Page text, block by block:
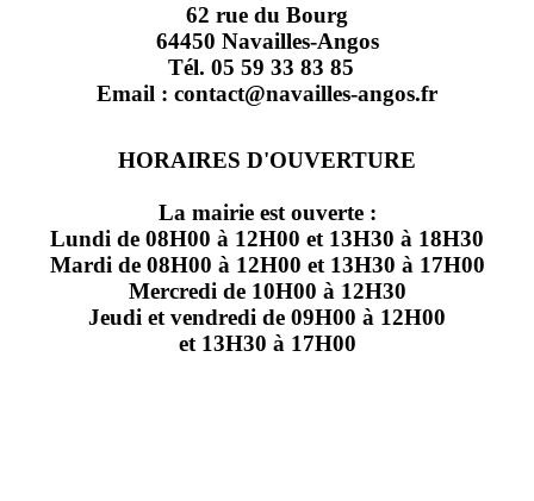
62 rue du Bourg
64450 Navailles-Angos
Tél. 05 59 33 83 85
Email : contact@navailles-angos.fr
HORAIRES D'OUVERTURE
La mairie est ouverte :
Lundi de 08H00 à 12H00 et 13H30 à 18H30
Mardi de 08H00 à 12H00 et 13H30 à 17H00
Mercredi de 10H00 à 12H30
Jeudi et vendredi de 09H00 à 12H00
et 13H30 à 17H00